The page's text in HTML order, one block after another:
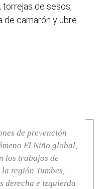
torrejas de sesos,
de camarón y ubre
de prevención
El Niño global,
los trabajos de
región Tumbes,
derecha e izquierda